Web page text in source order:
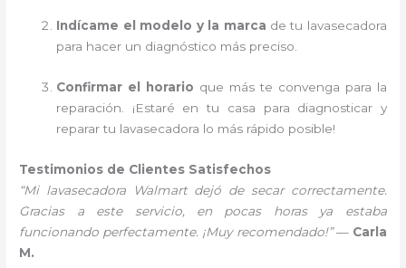
Indícame el modelo y la marca de tu lavasecadora
para hacer un diagnóstico más preciso.
Confirmar el horario que más te convenga para la
reparación. ¡Estaré en tu casa para diagnosticar y
reparar tu lavasecadora lo más rápido posible!
Testimonios de Clientes Satisfechos
“Mi lavasecadora Walmart dejó de secar correctamente.
Gracias a este servicio, en pocas horas ya estaba
funcionando perfectamente. ¡Muy recomendado!”— Carla
M.